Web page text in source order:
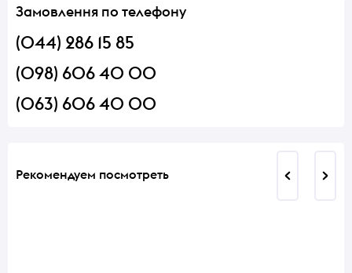
Замовлення по телефону
(044) 286 15 85
(098) 606 40 00
(063) 606 40 00
Рекомендуем посмотреть